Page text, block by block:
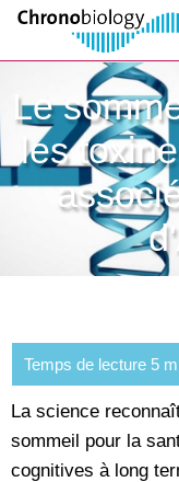
Le
les
La science
sommeil pour la
cognitives à long